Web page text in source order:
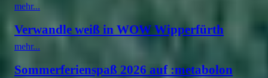
mehr...
Verwandle weiß in WOW Wipperfürth
mehr...
Sommerferienspaß 2026 auf :metabolon